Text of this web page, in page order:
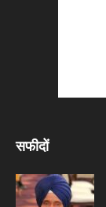
सफीदों